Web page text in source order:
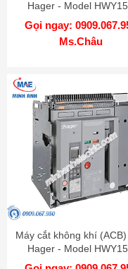
Hager - Model
Gọi ngay:
Ms.Châu
Máy cắt không khí
Hager - Model